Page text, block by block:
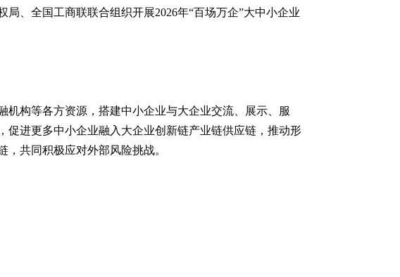
、全国工商联联合组织开展2026年“百场万企”大中小企业
构等各方资源，搭建中小企业与大企业交流、展示、服
进更多中小企业融入大企业创新链产业链供应链，推动形
共同积极应对外部风险挑战。